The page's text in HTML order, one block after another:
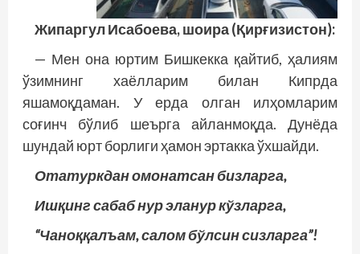
Жипаргул Исабоева, шоира (Қирғизис­тон):
— Мен она юртим Бишкекка қайтиб, ҳалиям
ўзимнинг хаёлларим билан Кипрда
яшамоқдаман. У ерда олган илҳомларим
соғинч бўлиб шеърга айланмоқда. Дунёда
шундай юрт борлиги ҳамон эртакка ўхшайди.
Отатуркдан омонатсан бизларга,
Ишқинг сабаб нур эланур кўзларга,
“Чаноққалъам, салом бўлсин сизларга”!